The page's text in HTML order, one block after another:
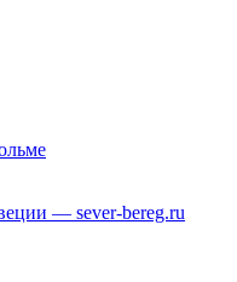
— sever-bereg.ru